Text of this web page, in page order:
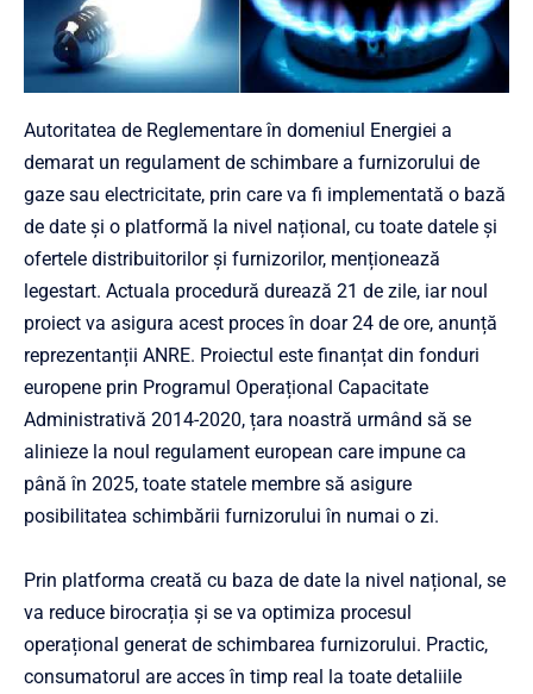
Autoritatea de Reglementare în domeniul Energiei a
demarat un regulament de schimbare a furnizorului de
gaze sau electricitate, prin care va fi implementată o bază
de date și o platformă la nivel național, cu toate datele și
ofertele distribuitorilor și furnizorilor, menționează
legestart. Actuala procedură durează 21 de zile, iar noul
proiect va asigura acest proces în doar 24 de ore, anunță
reprezentanții ANRE. Proiectul este finanțat din fonduri
europene prin Programul Operațional Capacitate
Administrativă 2014-2020, țara noastră urmând să se
alinieze la noul regulament european care impune ca
până în 2025, toate statele membre să asigure
posibilitatea schimbării furnizorului în numai o zi.
Prin platforma creată cu baza de date la nivel național, se
va reduce birocrația și se va optimiza procesul
operațional generat de schimbarea furnizorului. Practic,
consumatorul are acces în timp real la toate detaliile